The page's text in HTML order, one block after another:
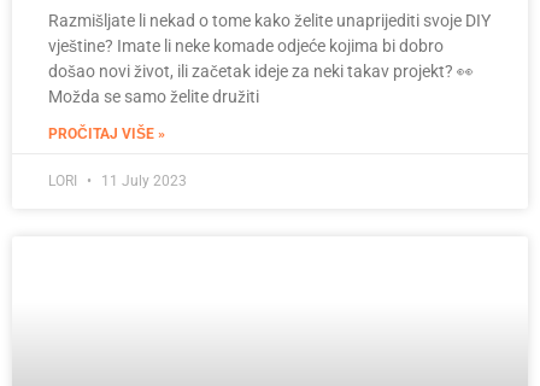
Razmišljate li nekad o tome kako želite unaprijediti svoje DIY
vještine? Imate li neke komade odjeće kojima bi dobro
došao novi život, ili začetak ideje za neki takav projekt? 👀
Možda se samo želite družiti
PROČITAJ VIŠE »
LORI 11 July 2023